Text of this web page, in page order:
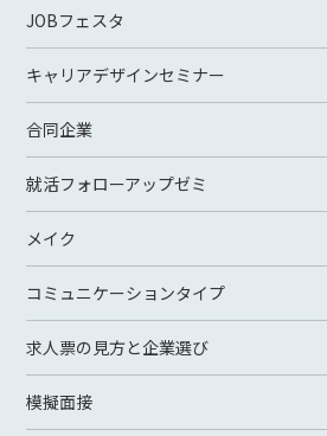
JOBフェスタ
キャリアデザインセミナー
合同企業
就活フォローアップゼミ
メイク
コミュニケーションタイプ
求人票の見方と企業選び
模擬面接